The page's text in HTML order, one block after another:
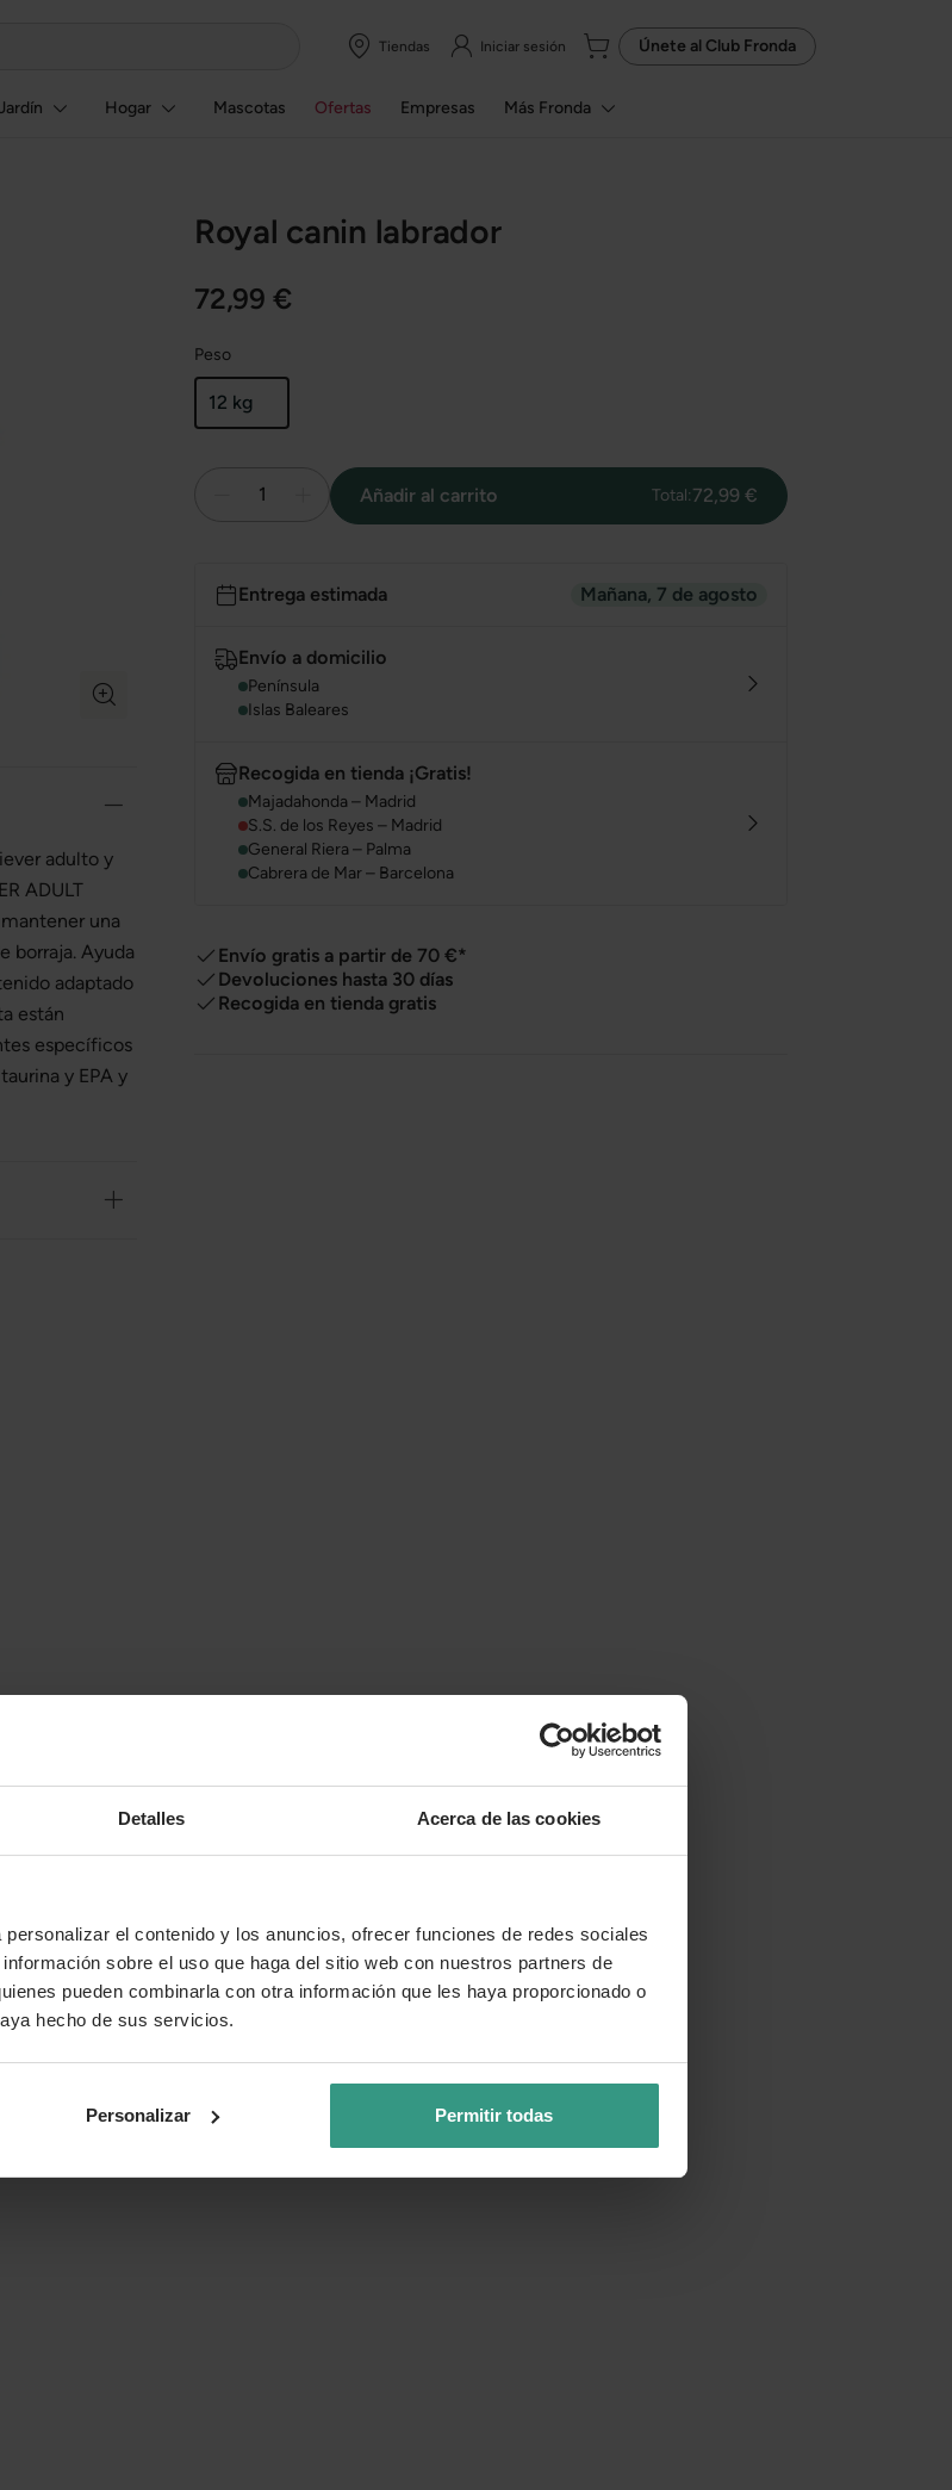
Detalles Acerca de las cookies
el contenido y los anuncios, ofrecer funciones de redes sociales
sobre el uso que haga del sitio web con nuestros partners de
pueden combinarla con otra información que les haya proporcionado o
hecho de sus servicios.
Personalizar Permitir todas
Tiendas Iniciar sesión Únete al Club Fronda
Hogar Mascotas Ofertas Empresas Más Fronda
Royal canin labrador
72,99 €
Peso
12 kg
1 Añadir al carrito Total:72,99 €
Entrega estimada Mañana, 7 de agosto
Envío a domicilio
Península
Islas Baleares
Recogida en tienda ¡Gratis!
Majadahonda – Madrid
S.S. de los Reyes – Madrid
General Riera – Palma
Cabrera de Mar – Barcelona
Envío gratis a partir de 70 €*
Devoluciones hasta 30 días
Recogida en tienda gratis
adulto y
ADULT
una
borraja. Ayuda
adaptado
están
específicos
y EPA y